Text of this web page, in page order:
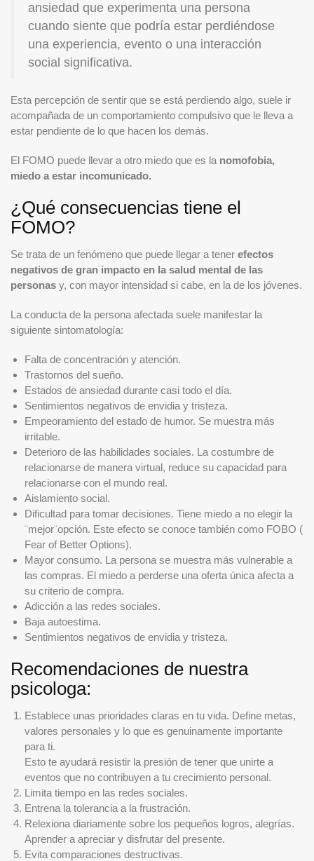
ansiedad que experimenta una persona
cuando siente que podría estar perdiéndose
una experiencia, evento o una interacción
social significativa.
Esta percepción de sentir que se está perdiendo algo, suele ir
acompañada de un comportamiento compulsivo que le lleva a
estar pendiente de lo que hacen los demás.
El FOMO puede llevar a otro miedo que es la nomofobia,
miedo a estar incomunicado.
¿Qué consecuencias tiene el
FOMO?
Se trata de un fenómeno que puede llegar a tener efectos
negativos de gran impacto en la salud mental de las
personas y, con mayor intensidad si cabe, en la de los jóvenes.
La conducta de la persona afectada suele manifestar la
siguiente sintomatología:
Falta de concentración y atención.
Trastornos del sueño.
Estados de ansiedad durante casi todo el día.
Sentimientos negativos de envidia y tristeza.
Empeoramiento del estado de humor. Se muestra más
irritable.
Deterioro de las habilidades sociales. La costumbre de
relacionarse de manera virtual, reduce su capacidad para
relacionarse con el mundo real.
Aislamiento social.
Dificultad para tomar decisiones. Tiene miedo a no elegir la
¨mejor¨opción. Este efecto se conoce también como FOBO (
Fear of Better Options).
Mayor consumo. La persona se muestra más vulnerable a
las compras. El miedo a perderse una oferta única afecta a
su criterio de compra.
Adicción a las redes sociales.
Baja autoestima.
Sentimientos negativos de envidia y tristeza.
Recomendaciones de nuestra
psicologa:
Establece unas prioridades claras en tu vida. Define metas,
valores personales y lo que es genuinamente importante
para ti.
Esto te ayudará resistir la presión de tener que unirte a
eventos que no contribuyen a tu crecimiento personal.
Limita tiempo en las redes sociales.
Entrena la tolerancia a la frustración.
Relexiona diariamente sobre los pequeños logros, alegrías.
Aprender a apreciar y disfrutar del presente.
Evita comparaciones destructivas.